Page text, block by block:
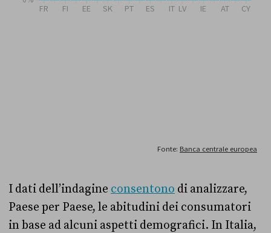
I dati dell’indagine consentono di analizzare,
Paese per Paese, le abitudini dei consumatori
in base ad alcuni aspetti demografici. In Italia,